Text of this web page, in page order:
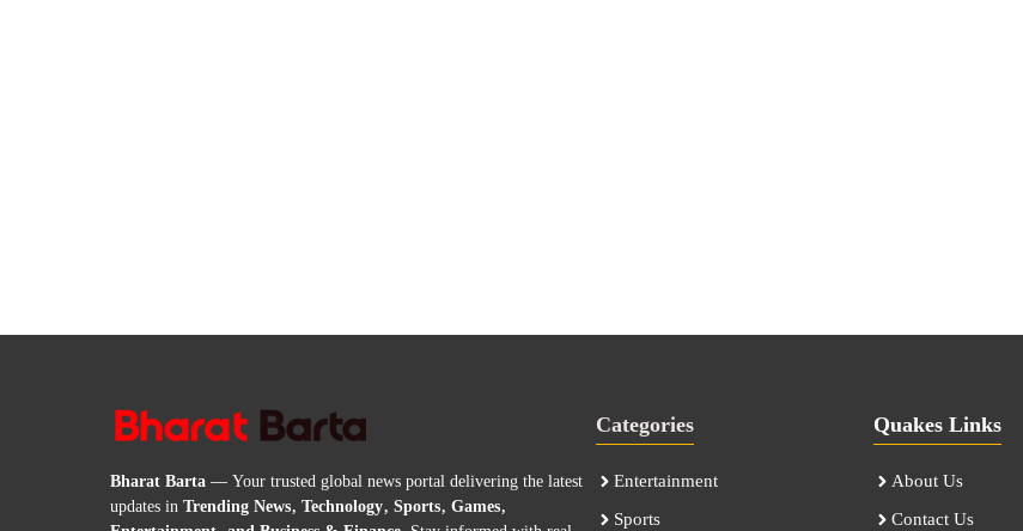
Bharat Barta— Your trusted global news portal delivering the latest
updates inTrending News, Technology, Sports, Games,
Categories
Entertainment
Sports
Quakes Links
About Us
Contact Us